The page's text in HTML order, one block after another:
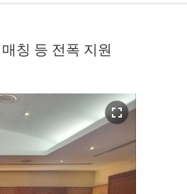
칭 등 전폭 지원
fullscreen